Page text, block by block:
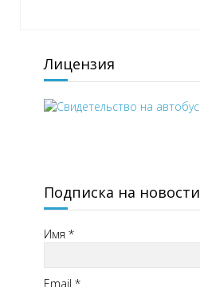
Лицензия
Подписка на новости
Имя *
Email *